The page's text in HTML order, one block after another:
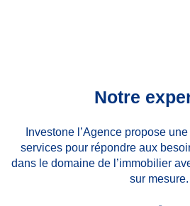
Notre
Investone l’Agence propose
services pour répondre aux
dans le domaine de l’immobilier
sur mesure.